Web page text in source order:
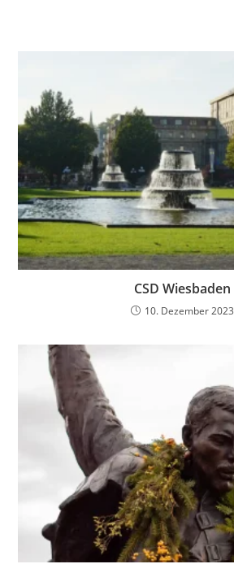
CSD Wiesbaden
10. Dezember 2023